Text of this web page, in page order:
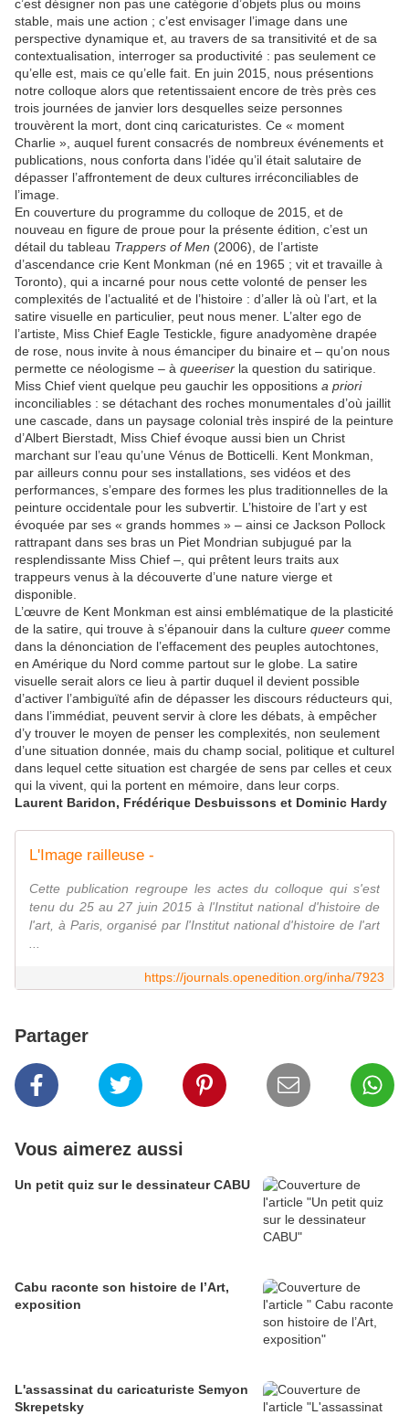
c’est désigner non pas une catégorie d’objets plus ou moins
stable, mais une action ; c’est envisager l’image dans une
perspective dynamique et, au travers de sa transitivité et de sa
contextualisation, interroger sa productivité : pas seulement ce
qu’elle est, mais ce qu’elle fait. En juin 2015, nous présentions
notre colloque alors que retentissaient encore de très près ces
trois journées de janvier lors desquelles seize personnes
trouvèrent la mort, dont cinq caricaturistes. Ce « moment
Charlie », auquel furent consacrés de nombreux événements et
publications, nous conforta dans l’idée qu’il était salutaire de
dépasser l’affrontement de deux cultures irréconciliables de
l’image.
En couverture du programme du colloque de 2015, et de
nouveau en figure de proue pour la présente édition, c’est un
détail du tableau Trappers of Men (2006), de l’artiste
d’ascendance crie Kent Monkman (né en 1965 ; vit et travaille à
Toronto), qui a incarné pour nous cette volonté de penser les
complexités de l’actualité et de l’histoire : d’aller là où l’art, et la
satire visuelle en particulier, peut nous mener. L’alter ego de
l’artiste, Miss Chief Eagle Testickle, figure anadyomène drapée
de rose, nous invite à nous émanciper du binaire et – qu’on nous
permette ce néologisme – à queeriser la question du satirique.
Miss Chief vient quelque peu gauchir les oppositions a priori
inconciliables : se détachant des roches monumentales d’où jaillit
une cascade, dans un paysage colonial très inspiré de la peinture
d’Albert Bierstadt, Miss Chief évoque aussi bien un Christ
marchant sur l’eau qu’une Vénus de Botticelli. Kent Monkman,
par ailleurs connu pour ses installations, ses vidéos et des
performances, s’empare des formes les plus traditionnelles de la
peinture occidentale pour les subvertir. L’histoire de l’art y est
évoquée par ses « grands hommes » – ainsi ce Jackson Pollock
rattrapant dans ses bras un Piet Mondrian subjugué par la
resplendissante Miss Chief –, qui prêtent leurs traits aux
trappeurs venus à la découverte d’une nature vierge et
disponible.
L’œuvre de Kent Monkman est ainsi emblématique de la plasticité
de la satire, qui trouve à s’épanouir dans la culture queer comme
dans la dénonciation de l’effacement des peuples autochtones,
en Amérique du Nord comme partout sur le globe. La satire
visuelle serait alors ce lieu à partir duquel il devient possible
d’activer l’ambiguïté afin de dépasser les discours réducteurs qui,
dans l’immédiat, peuvent servir à clore les débats, à empêcher
d’y trouver le moyen de penser les complexités, non seulement
d’une situation donnée, mais du champ social, politique et culturel
dans lequel cette situation est chargée de sens par celles et ceux
qui la vivent, qui la portent en mémoire, dans leur corps.
Laurent Baridon, Frédérique Desbuissons et Dominic Hardy
L'Image railleuse -
Cette publication regroupe les actes du colloque qui s'est
tenu du 25 au 27 juin 2015 à l'Institut national d'histoire de
l'art, à Paris, organisé par l'Institut national d'histoire de l'art
https://journals.openedition.org/inha/7923
Partager
Vous aimerez aussi
Un petit quiz sur le dessinateur CABU
Cabu raconte son histoire de l’Art,
exposition
L'assassinat du caricaturiste Semyon
Skrepetsky